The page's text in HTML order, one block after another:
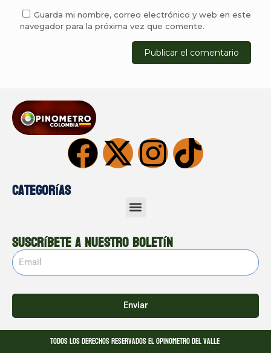
Guarda mi nombre, correo electrónico y web en este
navegador para la próxima vez que comente.
Categorías
Suscríbete a nuestro boletín
Enviar
Todos los derechos reservados El opinometro del valle